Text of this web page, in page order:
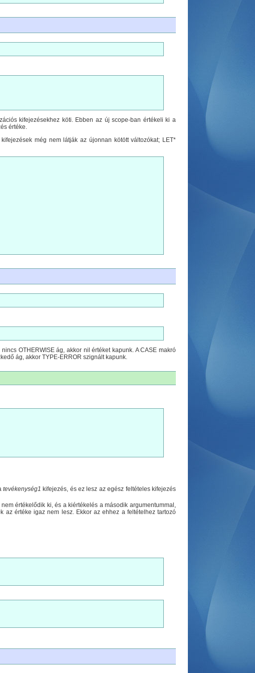
kifejezésekhez köti. Ebben az új scope-ban értékeli ki a
értéke.
még nem látják az újonnan kötött változókat; LET*
OTHERWISE ág, akkor nil értéket kapunk. A CASE makró
ág, akkor TYPE-ERROR szignált kapunk.
tevékenység1 kifejezés, és ez lesz az egész feltételes kifejezés
nem értékelődik ki, és a kiértékelés a második argumentummal,
az értéke igaz nem lesz. Ekkor az ehhez a feltételhez tartozó